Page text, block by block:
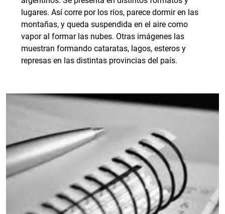
lugares. Así corre por los ríos, parece dormir en las
montañas, y queda suspendida en el aire como
vapor al formar las nubes. Otras imágenes las
muestran formando cataratas, lagos, esteros y
represas en las distintas provincias del país.